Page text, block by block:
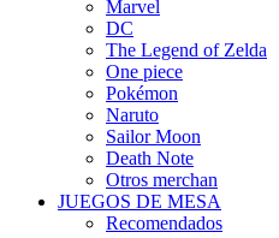
Marvel
DC
The Legend of Zelda
One piece
Pokémon
Naruto
Sailor Moon
Death Note
Otros merchan
JUEGOS DE MESA
Recomendados